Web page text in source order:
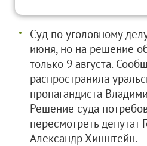
Суд по уголовному
июня, но на решение
только 9 августа.
распространила
пропагандиста
Решение суда
пересмотреть депутат
Александр Хинштейн.